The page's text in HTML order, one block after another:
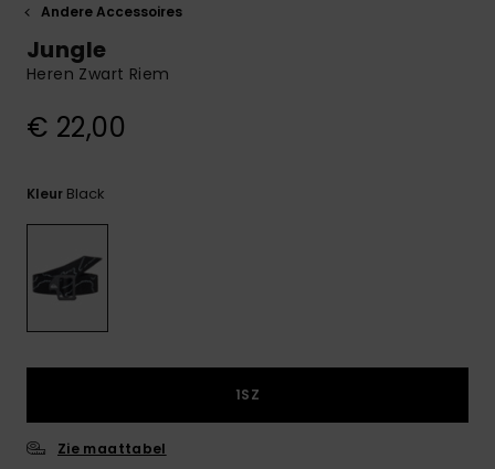
VERLANGLIJST
Andere Accessoires
Jungle
Heren Zwart Riem
€ 22,00
Kleur Black
1SZ
Zie maattabel